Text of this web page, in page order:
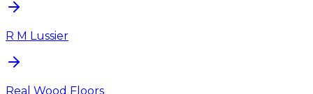
R M Lussier
Real Wood Floors